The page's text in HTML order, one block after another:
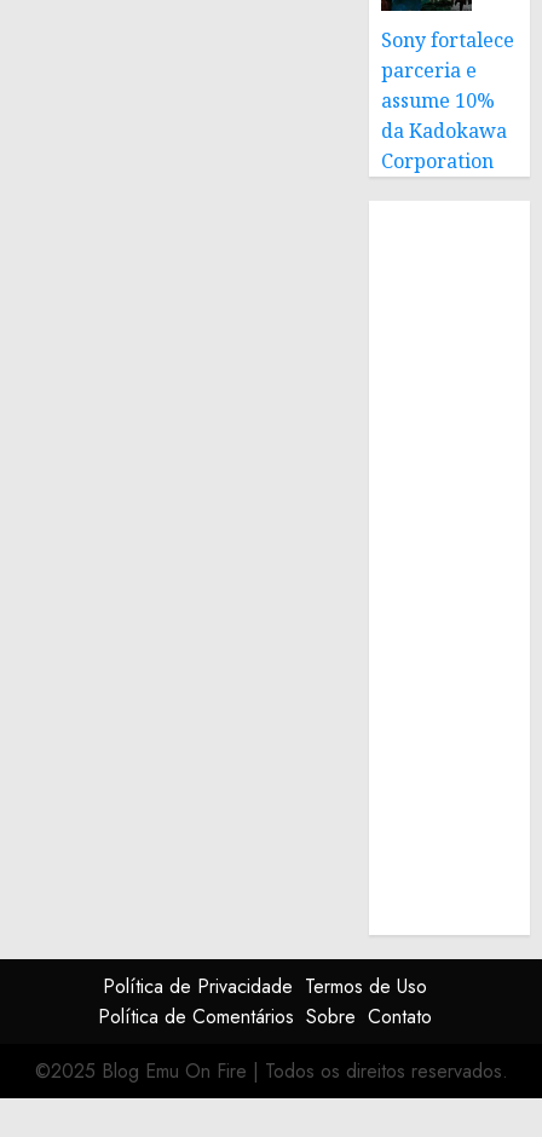
Sony fortalece
parceria e
assume 10%
da Kadokawa
Corporation
Política de Privacidade Termos de Uso
Política de Comentários Sobre Contato
©2025 Blog Emu On Fire | Todos os direitos reservados.